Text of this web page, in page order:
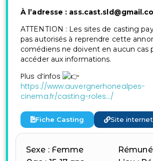
À l’adresse :
ATTENTION : Les sites de casting
pas autorisés à reprendre cette
comédiens ne doivent en aucun cas
accéder aux informations.
Plus d’infos
https://www.auvergnerhonealpes-
cinema.fr/casting-roles…/
Fiche Casting Site internet
Sexe : Femme